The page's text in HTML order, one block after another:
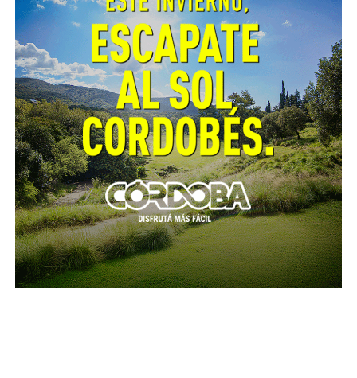
inhalación monóxido de carbono, y a un adolescente
de 14 años, con quemadura en pelo, cuello y espalda
respectivamente. Momentos antes, y por causas a
establecer, una estufa eléctrica habría caído sobre
unas colchas, tomando fuego la habitación, que
resultó con daños totales.